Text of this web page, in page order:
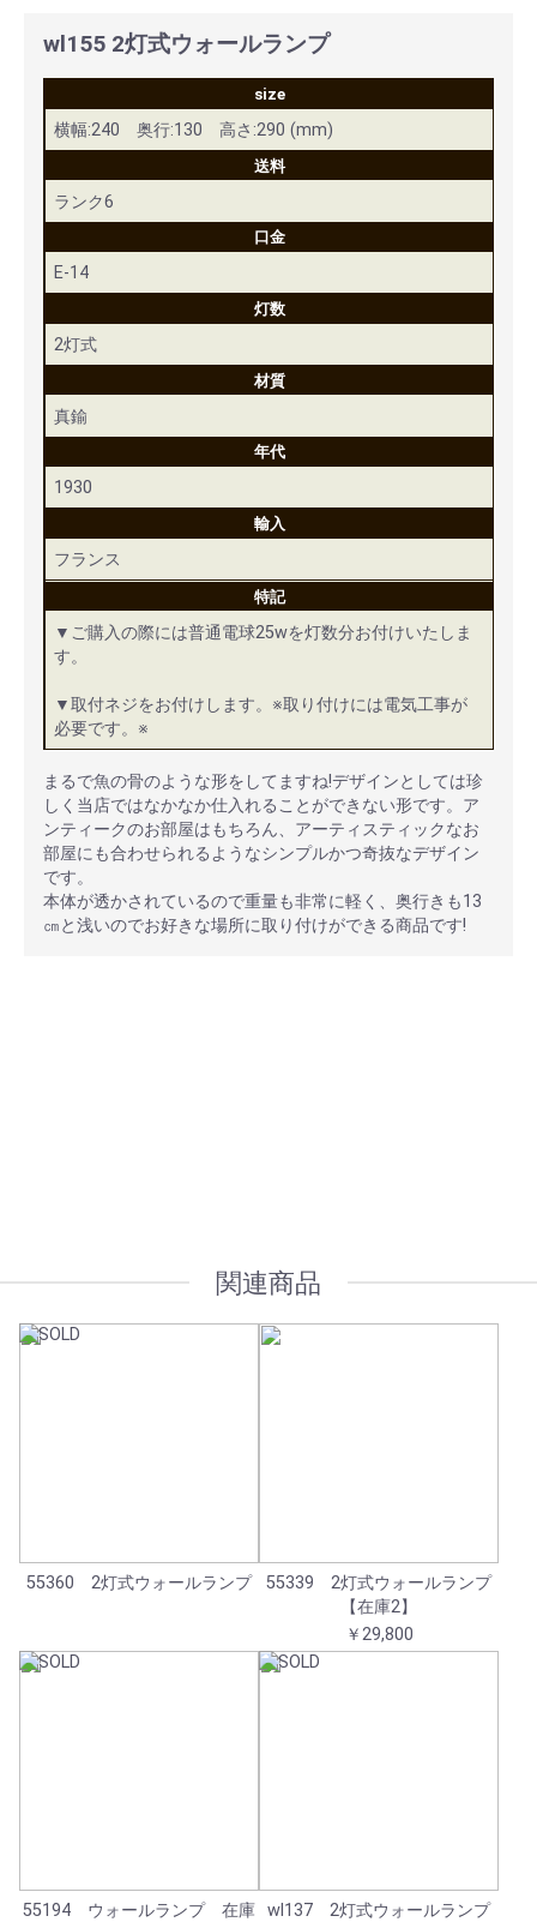
wl155 2灯式ウォールランプ
size
横幅:240 奥行:130 高さ:290 (mm)
送料
ランク6
口金
E-14
灯数
2灯式
材質
真鍮
年代
1930
輸入
フランス
特記
▼ご購入の際には普通電球25wを灯数分お付けいたしま
す。
▼取付ネジをお付けします。※取り付けには電気工事が
必要です。※
まるで魚の骨のような形をしてますね!デザインとしては珍
しく当店ではなかなか仕入れることができない形です。ア
ンティークのお部屋はもちろん、アーティスティックなお
部屋にも合わせられるようなシンプルかつ奇抜なデザイン
です。
本体が透かされているので重量も非常に軽く、奥行きも13
㎝と浅いのでお好きな場所に取り付けができる商品です!
関連商品
55360 2灯式ウォールランプ
55339 2灯式ウォールランプ
【在庫2】
￥29,800
55194 ウォールランプ 在庫 wl137 2灯式ウォールランプ